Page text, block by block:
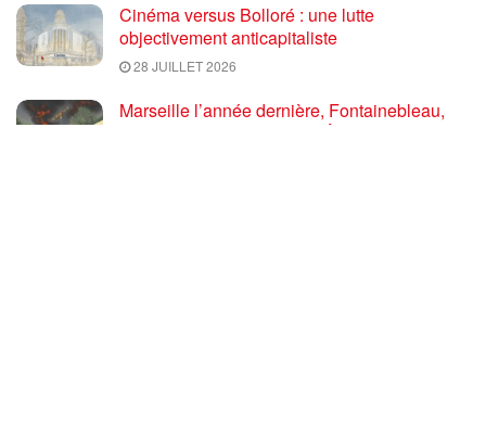
Cinéma versus Bolloré : une lutte
objectivement anticapitaliste
28 JUILLET 2026
Marseille l’année dernière, Fontainebleau,
Arcachon, la Drôme et les Écrins cette année